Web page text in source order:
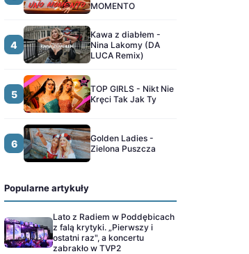
MOMENTO
4
Kawa z diabłem -
Nina Lakomy (DA
LUCA Remix)
5
TOP GIRLS - Nikt Nie
Kręci Tak Jak Ty
6
Golden Ladies -
Zielona Puszcza
Popularne artykuły
Lato z Radiem w Poddębicach
z falą krytyki. „Pierwszy i
ostatni raz", a koncertu
zabrakło w TVP2